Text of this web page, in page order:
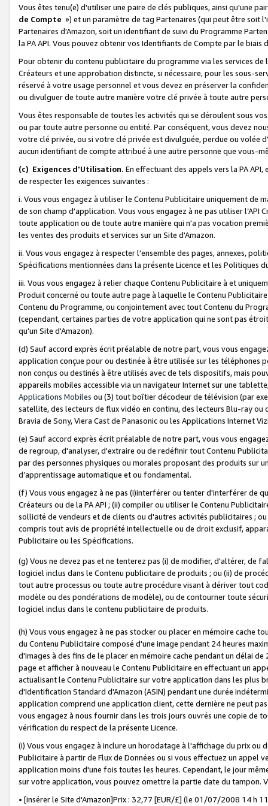
Vous êtes tenu(e) d'utiliser une paire de clés publiques, ainsi qu'une
de Compte ») et un paramètre de tag Partenaires (qui peut être soit
Partenaires d'Amazon, soit un identifiant de suivi du Programme
la PA API. Vous pouvez obtenir vos Identifiants de Compte par le biais
Pour obtenir du contenu publicitaire du programme via les services
Créateurs et une approbation distincte, si nécessaire, pour les sous-
réservé à votre usage personnel et vous devez en préserver la
ou divulguer de toute autre manière votre clé privée à toute autre
Vous êtes responsable de toutes les activités qui se déroulent sous
ou par toute autre personne ou entité. Par conséquent, vous devez
votre clé privée, ou si votre clé privée est divulguée, perdue ou volée
aucun identifiant de compte attribué à une autre personne que vous-
(c) Exigences d'Utilisation. En effectuant des appels vers la PA
de respecter les exigences suivantes :
i. Vous vous engagez à utiliser le Contenu Publicitaire uniquement de
de son champ d'application. Vous vous engagez à ne pas utiliser l’API
toute application ou de toute autre manière qui n'a pas vocation
les ventes des produits et services sur un Site d'Amazon.
ii. Vous vous engagez à respecter l'ensemble des pages, annexes,
Spécifications mentionnées dans la présente Licence et les Politiques
iii. Vous vous engagez à relier chaque Contenu Publicitaire à et
Produit concerné ou toute autre page à laquelle le Contenu
Contenu du Programme, ou conjointement avec tout Contenu du
(cependant, certaines parties de votre application qui ne sont pas
qu'un Site d'Amazon).
(d) Sauf accord exprès écrit préalable de notre part, vous vous
application conçue pour ou destinée à être utilisée sur les téléphones
non conçus ou destinés à être utilisés avec de tels dispositifs, mais
appareils mobiles accessible via un navigateur Internet sur une
Applications Mobiles ou (3) tout boîtier décodeur de télévision (par
satellite, des lecteurs de flux vidéo en continu, des lecteurs Blu-ray
Bravia de Sony, Viera Cast de Panasonic ou les Applications Internet
(e) Sauf accord exprès écrit préalable de notre part, vous vous
de regroup, d'analyser, d'extraire ou de redéfinir tout Contenu
par des personnes physiques ou morales proposant des produits sur
d’apprentissage automatique et ou fondamental.
(f) Vous vous engagez à ne pas (i)interférer ou tenter d'interférer de
Créateurs ou de la PA API ; (ii) compiler ou utiliser le Contenu
sollicité de vendeurs et de clients ou d'autres activités publicitaires ;
compris tout avis de propriété intellectuelle ou de droit exclusif,
Publicitaire ou les Spécifications.
(g) Vous ne devez pas et ne tenterez pas (i) de modifier, d'altérer, de
logiciel inclus dans le Contenu publicitaire de produits ; ou (ii) de
tout autre processus ou toute autre procédure visant à dériver tout
modèle ou des pondérations de modèle), ou de contourner toute
logiciel inclus dans le contenu publicitaire de produits.
(h) Vous vous engagez à ne pas stocker ou placer en mémoire cache
du Contenu Publicitaire composé d'une image pendant 24 heures
d'images à des fins de le placer en mémoire cache pendant un délai
page et afficher à nouveau le Contenu Publicitaire en effectuant un
actualisant le Contenu Publicitaire sur votre application dans les plus
d'Identification Standard d'Amazon (ASIN) pendant une durée
application comprend une application client, cette dernière ne peut
vous engagez à nous fournir dans les trois jours ouvrés une copie de
vérification du respect de la présente Licence.
(i) Vous vous engagez à inclure un horodatage à l'affichage du prix
Publicitaire à partir de Flux de Données ou si vous effectuez un appel
application moins d'une fois toutes les heures. Cependant, le jour
sur votre application, vous pouvez omettre la partie date du tampon.
• [insérer le Site d'Amazon]Prix : 32,77 [EUR/£] (le 01/07/2008 14 h